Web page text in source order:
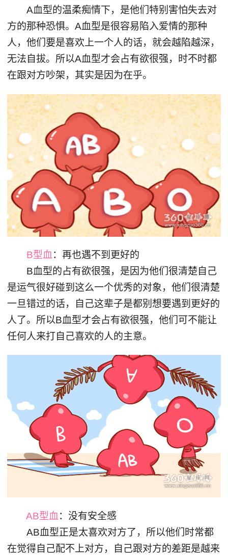
A血型的温柔痴情下，是他们特别害怕失去对
方的那种恐惧。A血型是很容易陷入爱情的那种
人，他们要是喜欢上一个人的话，就会越陷越深，
无法自拔。所以A血型才会占有欲很强，时不时都
在跟对方吵架，其实是因为在乎。
B型血 ：再也遇不到更好的
B血型的占有欲很强，是因为他们很清楚自己
是运气很好碰到这么一个优秀的对象，他们很清楚
一旦错过的话，自己这辈子是都别想要遇到更好的
人了。所以B血型才会占有欲很强，他们可不能让
任何人来打自己喜欢的人的主意。
AB型血 ：没有安全感
AB血型正是太喜欢对方了，所以他们时常都
在觉得自己配不上对方，自己跟对方的差距是越来